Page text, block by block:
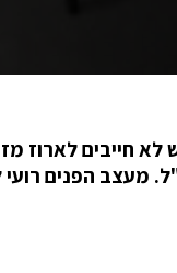
חייבים לארוז
מעצב הפנים